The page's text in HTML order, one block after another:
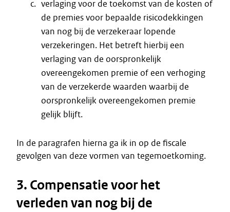
verlaging voor de toekomst van de kosten of
de premies voor bepaalde risicodekkingen
van nog bij de verzekeraar lopende
verzekeringen. Het betreft hierbij een
verlaging van de oorspronkelijk
overeengekomen premie of een verhoging
van de verzekerde waarden waarbij de
oorspronkelijk overeengekomen premie
gelijk blijft.
In de paragrafen hierna ga ik in op de fiscale
gevolgen van deze vormen van tegemoetkoming.
3. Compensatie voor het
verleden van nog bij de